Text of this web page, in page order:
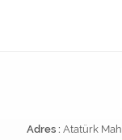
Adres : Atatürk